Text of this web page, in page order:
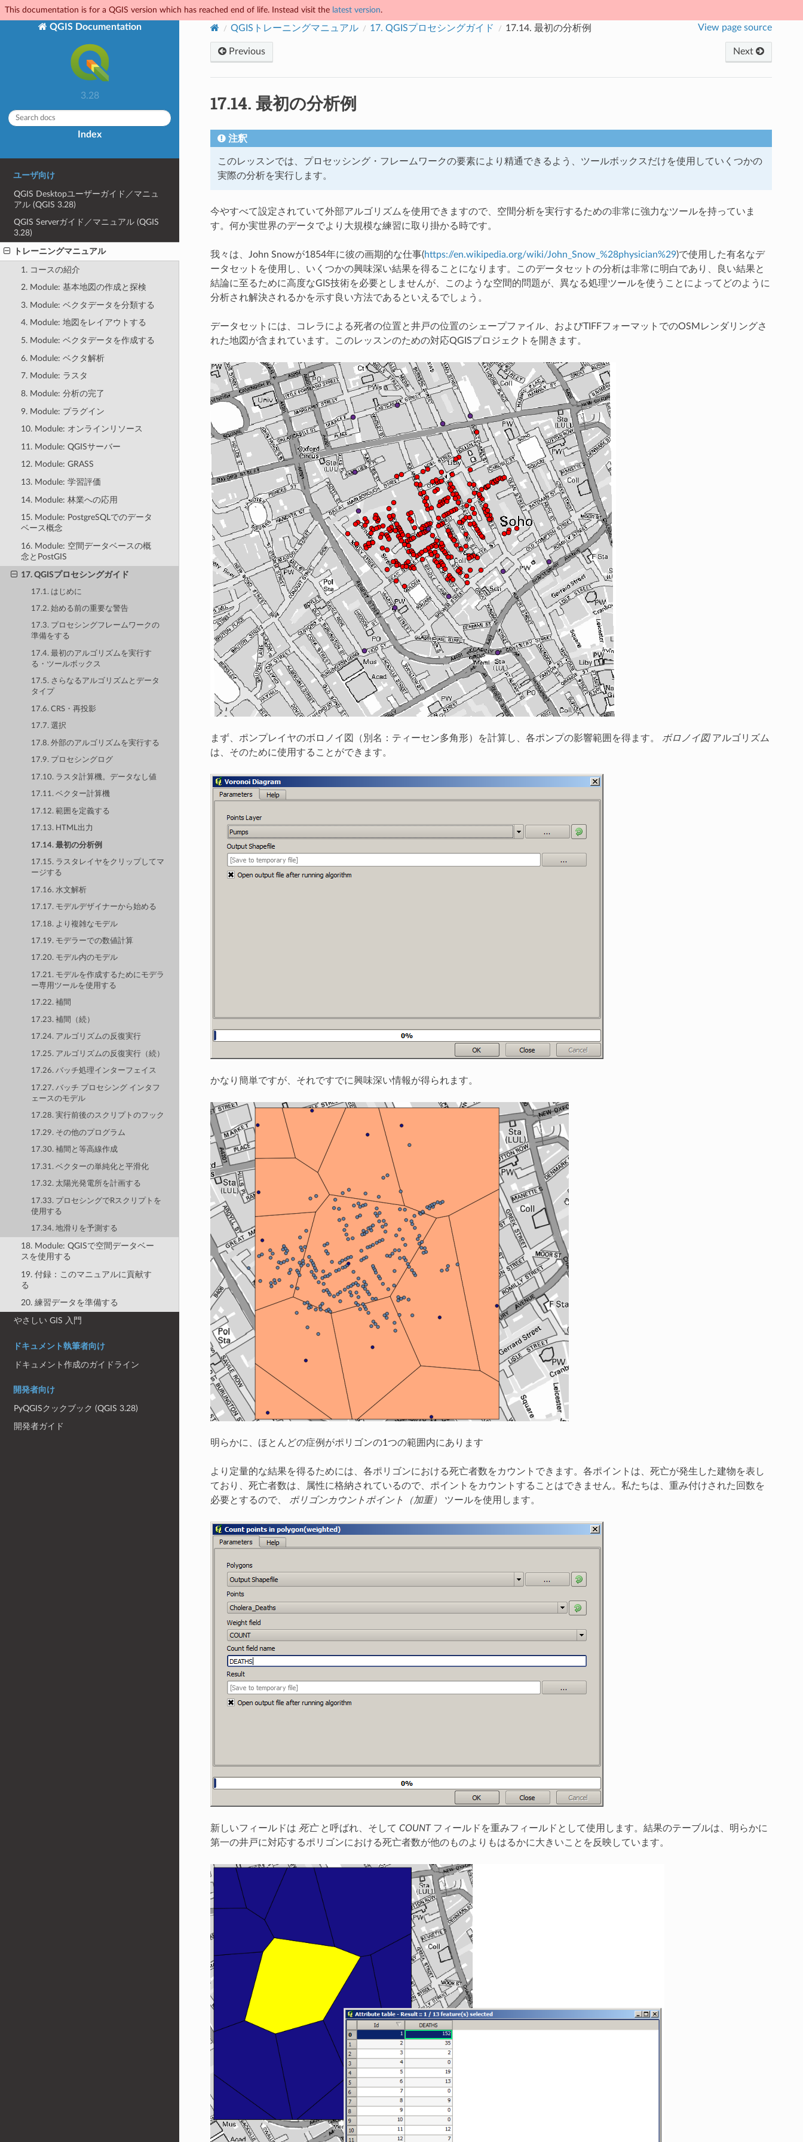
This documentation is for a QGIS version which has reached end of life. Instead visit the latest version.
QGIS Documentation
3.28
Index
ユーザ向け
QGIS Desktopユーザーガイド／マニュ
アル (QGIS 3.28)
QGIS Serverガイド／マニュアル (QGIS
3.28)
トレーニングマニュアル
1. コースの紹介
2. Module: 基本地図の作成と探検
3. Module: ベクタデータを分類する
4. Module: 地図をレイアウトする
5. Module: ベクタデータを作成する
6. Module: ベクタ解析
7. Module: ラスタ
8. Module: 分析の完了
9. Module: プラグイン
10. Module: オンラインリソース
11. Module: QGISサーバー
12. Module: GRASS
13. Module: 学習評価
14. Module: 林業への応用
15. Module: PostgreSQLでのデータ
ベース概念
16. Module: 空間データベースの概
念とPostGIS
17. QGISプロセシングガイド
17.1. はじめに
17.2. 始める前の重要な警告
17.3. プロセシングフレームワークの
準備をする
17.4. 最初のアルゴリズムを実行す
る・ツールボックス
17.5. さらなるアルゴリズムとデータ
タイプ
17.6. CRS・再投影
17.7. 選択
17.8. 外部のアルゴリズムを実行する
17.9. プロセシングログ
17.10. ラスタ計算機。データなし値
17.11. ベクター計算機
17.12. 範囲を定義する
17.13. HTML出力
17.14. 最初の分析例
17.15. ラスタレイヤをクリップしてマ
ージする
17.16. 水文解析
17.17. モデルデザイナーから始める
17.18. より複雑なモデル
17.19. モデラーでの数値計算
17.20. モデル内のモデル
17.21. モデルを作成するためにモデラ
ー専用ツールを使用する
17.22. 補間
17.23. 補間（続）
17.24. アルゴリズムの反復実行
17.25. アルゴリズムの反復実行（続）
17.26. バッチ処理インターフェイス
17.27. バッチ プロセシング インタフ
ェースのモデル
17.28. 実行前後のスクリプトのフック
17.29. その他のプログラム
17.30. 補間と等高線作成
17.31. ベクターの単純化と平滑化
17.32. 太陽光発電所を計画する
17.33. プロセシングでRスクリプトを
使用する
17.34. 地滑りを予測する
18. Module: QGISで空間データベー
スを使用する
19. 付録：このマニュアルに貢献す
る
20. 練習データを準備する
やさしい GIS 入門
ドキュメント執筆者向け
ドキュメント作成のガイドライン
開発者向け
PyQGISクックブック (QGIS 3.28)
開発者ガイド
QGISトレーニングマニュアル 17. QGISプロセシングガイド 17.14. 最初の分析例 View page source
Previous Next
17.14. 最初の分析例
注釈
このレッスンでは、プロセッシング・フレームワークの要素により精通できるよう、ツールボックスだけを使用していくつかの
実際の分析を実行します。
今やすべて設定されていて外部アルゴリズムを使用できますので、空間分析を実行するための非常に強力なツールを持っていま
す。何か実世界のデータでより大規模な練習に取り掛かる時です。
我々は、John Snowが1854年に彼の画期的な仕事(https://en.wikipedia.org/wiki/John_Snow_%28physician%29)で使用した有名なデ
ータセットを使用し、いくつかの興味深い結果を得ることになります。このデータセットの分析は非常に明白であり、良い結果と
結論に至るために高度なGIS技術を必要としませんが、このような空間的問題が、異なる処理ツールを使うことによってどのように
分析され解決されるかを示す良い方法であるといえるでしょう。
データセットには、コレラによる死者の位置と井戸の位置のシェープファイル、およびTIFFフォーマットでのOSMレンダリングさ
れた地図が含まれています。このレッスンのための対応QGISプロジェクトを開きます。
まず、ポンプレイヤのボロノイ図（別名：ティーセン多角形）を計算し、各ポンプの影響範囲を得ます。 ボロノイ図アルゴリズム
は、そのために使用することができます。
かなり簡単ですが、それですでに興味深い情報が得られます。
明らかに、ほとんどの症例がポリゴンの1つの範囲内にあります
より定量的な結果を得るためには、各ポリゴンにおける死亡者数をカウントできます。各ポイントは、死亡が発生した建物を表し
ており、死亡者数は、属性に格納されているので、ポイントをカウントすることはできません。私たちは、重み付けされた回数を
必要とするので、 ポリゴンカウントポイント（加重） ツールを使用します。
新しいフィールドは 死亡と呼ばれ、そして COUNTフィールドを重みフィールドとして使用します。結果のテーブルは、明らかに
第一の井戸に対応するポリゴンにおける死亡者数が他のものよりもはるかに大きいことを反映しています。